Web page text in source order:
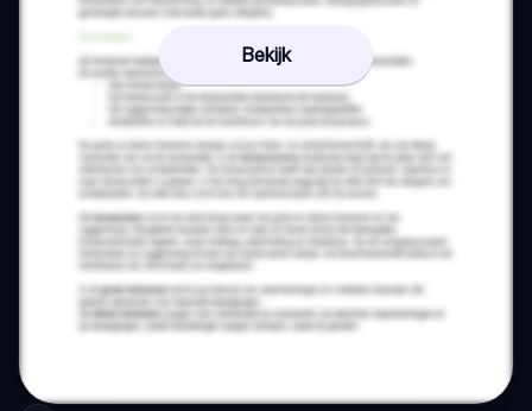
Bekijk